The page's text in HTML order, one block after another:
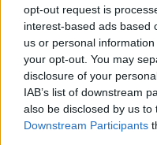
opt-out request is
interest-based ads based
us or personal
your opt-out. You may
disclosure of your
IAB’s list of downstream
also be disclosed by us to
Downstream Participants
​Il Wild West di Trump
​La depressione infantile di
guerra"
​La disinformazione
Senza una Retta Visione
​La propaganda bellica
​La cleptocrazia e lo
guerra